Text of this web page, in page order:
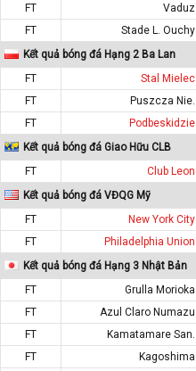
FT
Vaduz
FT
Stade L. Ouchy
Kết quả bóng đá Hạng 2 Ba Lan
FT
Stal Mielec
FT
Puszcza Nie.
FT
Podbeskidzie
Kết quả bóng đá Giao Hữu CLB
FT
Club Leon
Kết quả bóng đá VĐQG Mỹ
FT
New York City
FT
Philadelphia Union
Kết quả bóng đá Hạng 3 Nhật Bản
FT
Grulla Morioka
FT
Azul Claro Numazu
FT
Kamatamare San.
FT
Kagoshima